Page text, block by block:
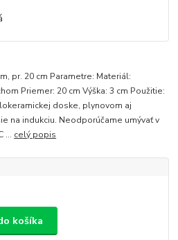
pr. 20 cm Parametre: Materiál:
Priemer: 20 cm Výška: 3 cm Použitie:
doske, plynovom aj
na indukciu. Neodporúčame umývať v
... celý popis
košíka